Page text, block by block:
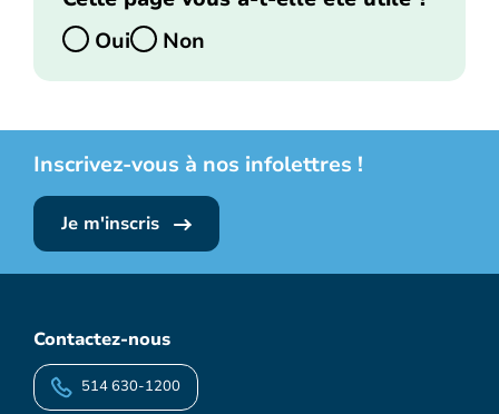
Oui
Non
Inscrivez-vous à nos infolettres !
Je m'inscris
Contactez-nous
514 630-1200